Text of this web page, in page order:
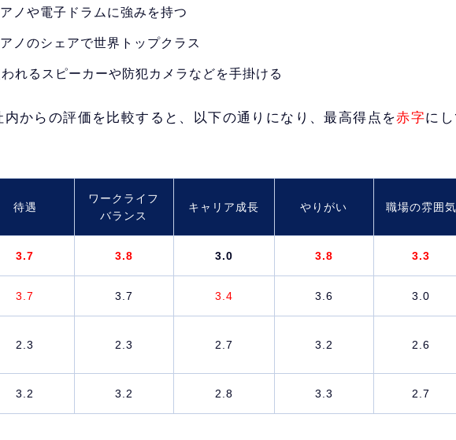
ノや電子ドラムに強みを持つ
ノのシェアで世界トップクラス
れるスピーカーや防犯カメラなどを手掛ける
内からの評価を比較すると、以下の通りになり、最高得点を赤字にし
待遇
ワークライフ
バランス
キャリア成長 やりがい 職場の雰囲気
3.7 3.8 3.0 3.8 3.3
3.7 3.7 3.4 3.6 3.0
2.3 2.3 2.7 3.2 2.6
3.2 3.2 2.8 3.3 2.7